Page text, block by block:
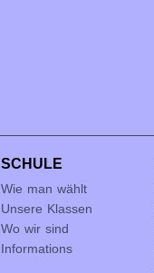
SCHULE
Wie man wählt
Unsere Klassen
Wo wir sind
Informations